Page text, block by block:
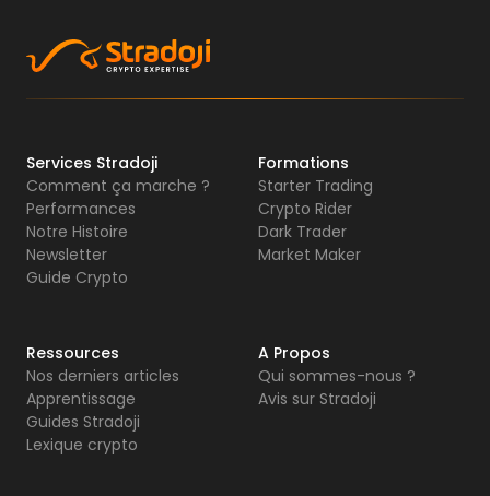
Services Stradoji
Comment ça marche ?
Performances
Notre Histoire
Newsletter
Guide Crypto
Formations
Starter Trading
Crypto Rider
Dark Trader
Market Maker
Ressources
Nos derniers articles
Apprentissage
Guides Stradoji
Lexique crypto
A Propos
Qui sommes-nous ?
Avis sur Stradoji